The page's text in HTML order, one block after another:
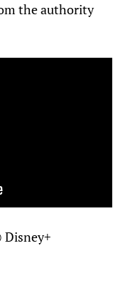
the authority